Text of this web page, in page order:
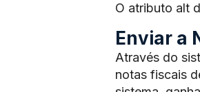
O atributo alt
Enviar a
Através do
notas fiscais